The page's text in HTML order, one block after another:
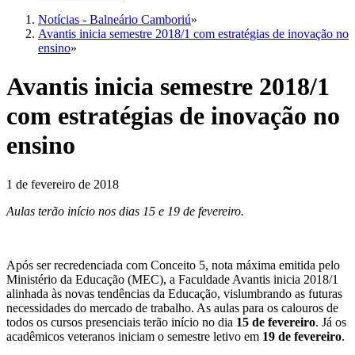
Notícias - Balneário Camboriú»
Avantis inicia semestre 2018/1 com estratégias de inovação no
ensino»
Avantis inicia semestre 2018/1
com estratégias de inovação no
ensino
1 de fevereiro de 2018
Aulas terão início nos dias 15 e 19 de fevereiro.
Após ser recredenciada com Conceito 5, nota máxima emitida pelo
Ministério da Educação (MEC), a Faculdade Avantis inicia 2018/1
alinhada às novas tendências da Educação, vislumbrando as futuras
necessidades do mercado de trabalho. As aulas para os calouros de
todos os cursos presenciais terão início no dia 15 de fevereiro. Já os
acadêmicos veteranos iniciam o semestre letivo em 19 de fevereiro.